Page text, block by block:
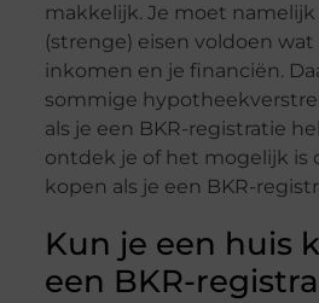
makkelijk. Je moet namelijk
(strenge) eisen voldoen
inkomen en je financiën.
sommige
als je een BKR-registratie
ontdek je of het mogelijk is
kopen als je een BKR-
Kun je een huis
een BKR-